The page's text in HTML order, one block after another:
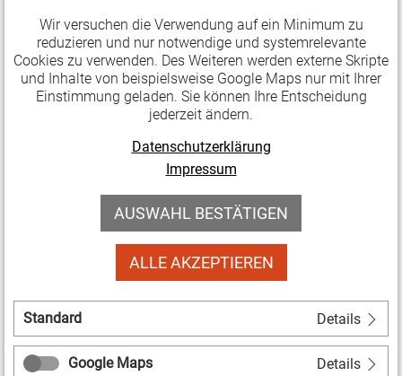
Kunst und Kultur sammeln wollen und dabei viele –
vor allem auch finanzielle Hürden überwinden
müssen. Ihnen soll „Der Jugend eine Chance!“ mit bis
zu 2.000 Euro pro Vorhaben unter die Arme greifen.
Junge Menschen im Alter zwischen 18 und 25
Jahren, die sich zu einer Initiative
zusammengeschlossen haben, können Fördermittel
beantragen. Aus dem Antrag muss dabei erkennbar
werden, dass das Projekt in eigener Verantwortung
der Jugendlichen geplant und realisiert werden soll.
Kulturprojekte mit einem konkreten Themenbezug
und mit einer zeitlichen Begrenzung. Ob ein
Videoprojekt zur Migration im Stadtteil, ein HipHop-
Wir versuchen die Verwendung auf ein Minimum zu
reduzieren und nur notwendige und systemrelevante
Cookies zu verwenden. Des Weiteren werden externe Skripte
und Inhalte von beispielsweise Google Maps nur mit Ihrer
Einstimmung geladen. Sie können Ihre Entscheidung
jederzeit ändern.
Datenschutzerklärung
Impressum
AUSWAHL BESTÄTIGEN
ALLE AKZEPTIEREN
Standard Details
Google Maps Details